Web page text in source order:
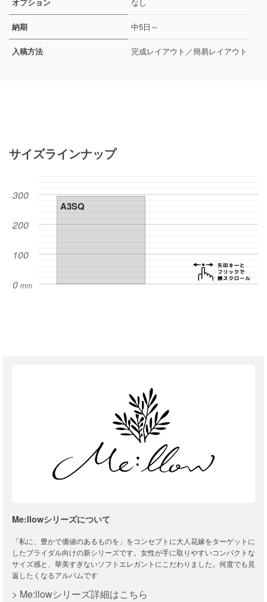
納期 中5日～
入稿方法 完成レイアウト／簡易レイアウト
サイズラインナップ
Me:llowシリーズについて
「私に、豊かで価値のあるものを」をコンセプトに大人花嫁をターゲットに
したブライダル向けの新シリーズです。女性が手に取りやすいコンパクトな
サイズ感と、華美すぎないソフトエレガントにこだわりました。何度でも見
返したくなるアルバムです
> Me:llowシリーズ詳細はこちら